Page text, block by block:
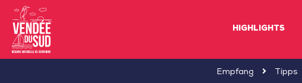
Sud
HIGHLIGHTS
Empfang Tipps